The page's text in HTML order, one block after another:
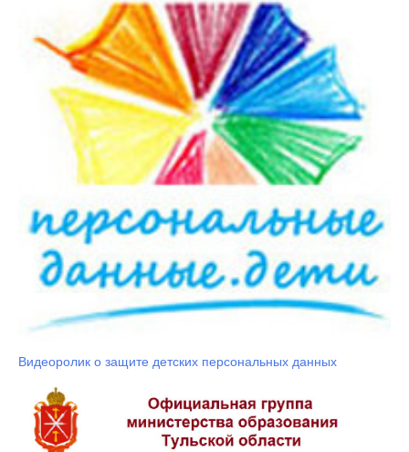
Видеоролик о защите детских персональных данных